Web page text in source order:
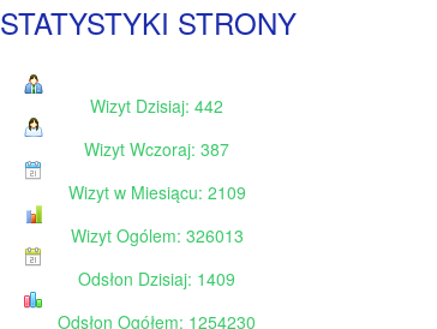
STATYSTYKI STRONY
Wizyt Dzisiaj: 442
Wizyt Wczoraj: 387
Wizyt w Miesiącu: 2109
Wizyt Ogólem: 326013
Odsłon Dzisiaj: 1409
Odsłon Ogółem: 1254230